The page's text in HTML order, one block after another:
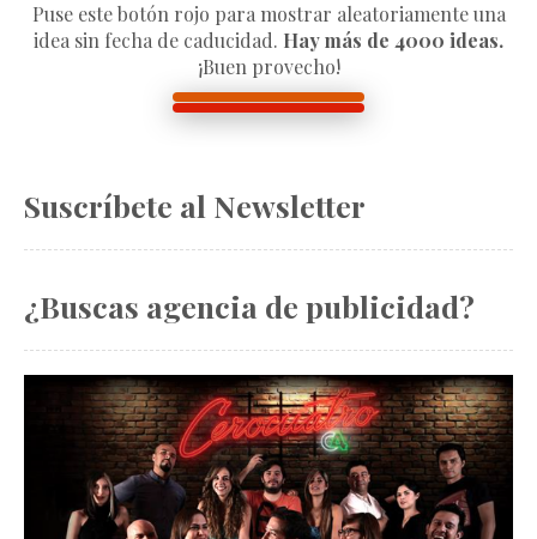
Puse este botón rojo para mostrar aleatoriamente una
idea sin fecha de caducidad. Hay más de 4000 ideas.
¡Buen provecho!
Suscríbete al Newsletter
¿Buscas agencia de publicidad?